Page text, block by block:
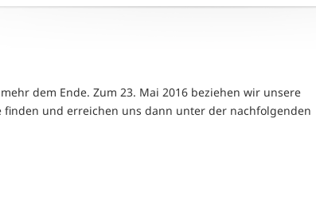
dem Ende. Zum 23. Mai 2016 beziehen wir unsere
finden und erreichen uns dann unter der nachfolgenden